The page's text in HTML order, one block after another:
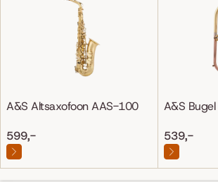
A&S Altsaxofoon AAS-100
599,-
A&S
539,-